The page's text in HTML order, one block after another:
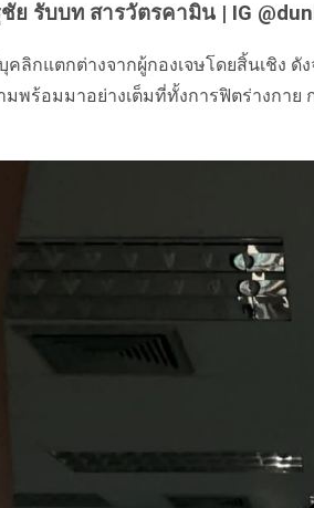
ย รับบท สารวัตรคามิน | IG
ลิกแตกต่างจากผู้กองเจษโดยสิ้นเชิง
มพร้อมมาอย่างเต็มที่ทั้งการฟิตร่างกา